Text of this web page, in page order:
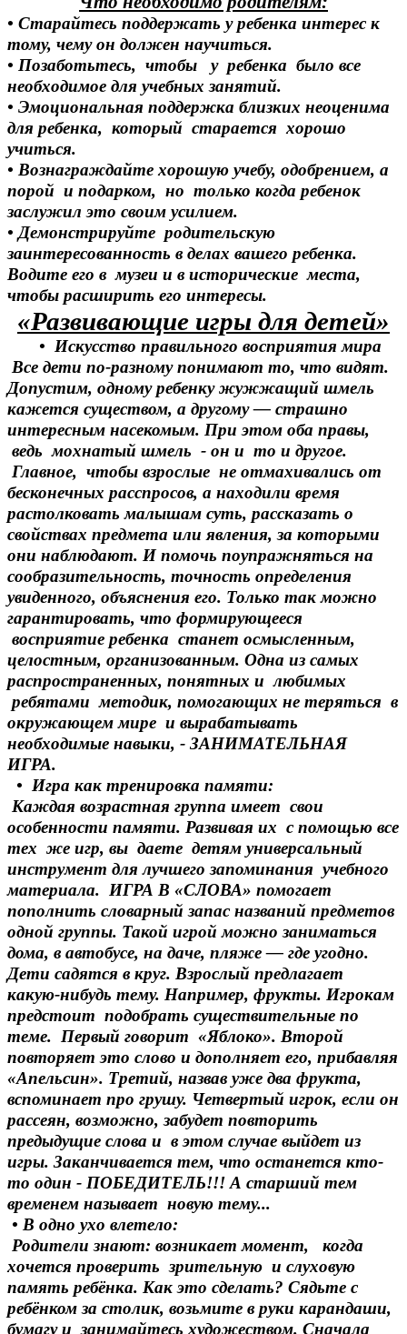
• Старайтесь поддержать у ребенка интерес к
тому, чему он должен научиться.
• Позаботьтесь, чтобы у ребенка было все
необходимое для учебных занятий.
• Эмоциональная поддержка близких неоценима
для ребенка, который старается хорошо
учиться.
• Вознаграждайте хорошую учебу, одобрением, а
порой и подарком, но только когда ребенок
заслужил это своим усилием.
• Демонстрируйте родительскую
заинтересованность в делах вашего ребенка.
Водите его в музеи и в исторические места,
чтобы расширить его интересы.
«Развивающие игры для детей»
• Искусство правильного восприятия мира
Все дети по-разному понимают то, что видят.
Допустим, одному ребенку жужжащий шмель
кажется существом, а другому — страшно
интересным насекомым. При этом оба правы,
ведь мохнатый шмель - он и то и другое.
Главное, чтобы взрослые не отмахивались от
бесконечных расспросов, а находили время
растолковать малышам суть, рассказать о
свойствах предмета или явления, за которыми
они наблюдают. И помочь поупражняться на
сообразительность, точность определения
увиденного, объяснения его. Только так можно
гарантировать, что формирующееся
восприятие ребенка станет осмысленным,
целостным, организованным. Одна из самых
распространенных, понятных и любимых
ребятами методик, помогающих не теряться в
окружающем мире и вырабатывать
необходимые навыки, - ЗАНИМАТЕЛЬНАЯ
ИГРА.
• Игра как тренировка памяти:
Каждая возрастная группа имеет свои
особенности памяти. Развивая их с помощью все
тех же игр, вы даете детям универсальный
инструмент для лучшего запоминания учебного
материала. ИГРА В «СЛОВА» помогает
пополнить словарный запас названий предметов
одной группы. Такой игрой можно заниматься
дома, в автобусе, на даче, пляже — где угодно.
Дети садятся в круг. Взрослый предлагает
какую-нибудь тему. Например, фрукты. Игрокам
предстоит подобрать существительные по
теме. Первый говорит «Яблоко». Второй
повторяет это слово и дополняет его, прибавляя
«Апельсин». Третий, назвав уже два фрукта,
вспоминает про грушу. Четвертый игрок, если он
рассеян, возможно, забудет повторить
предыдущие слова и в этом случае выйдет из
игры. Заканчивается тем, что останется кто-
то один - ПОБЕДИТЕЛЬ!!! А старший тем
временем называет новую тему...
• В одно ухо влетело:
Родители знают: возникает момент, когда
хочется проверить зрительную и слуховую
память ребёнка. Как это сделать? Сядьте с
ребёнком за столик, возьмите в руки карандаши,
бумагу и занимайтесь художеством. Сначала